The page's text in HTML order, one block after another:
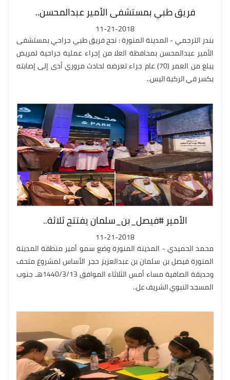
فريق طبي بمستشفى الأمير عبدالمحسن..
11-21-2018
بندر الترجمي - المدينة المنورة : نجح فريق طبي جراحي بمستشفى
الأمير عبدالمحسن بمحافظة العلا من إجراء عملية جراحية لمريض
يبلغ من العمر (70) عام جراء تعرضه لحادث مروري أدى إلى إصابته
بكسر في الركبة اليس..
الأمير #فيصل_بن_سلمان يفتتح ثلاثة..
11-21-2018
محمد الحميدي - المدينة المنورة وضع سمو أمير منطقة المدينة
المنورة فيصل بن سلمان بن عبدالعزيز حجر الأساس لمشروع متحف
وحديقة الصافية مساء أمس الثلاثاء الموافق 1440/3/13هـ جنوب
المسجد النبوي الشريف عل..